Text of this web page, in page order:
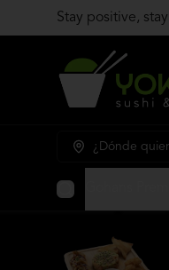
Stay positive,
¿Dónde